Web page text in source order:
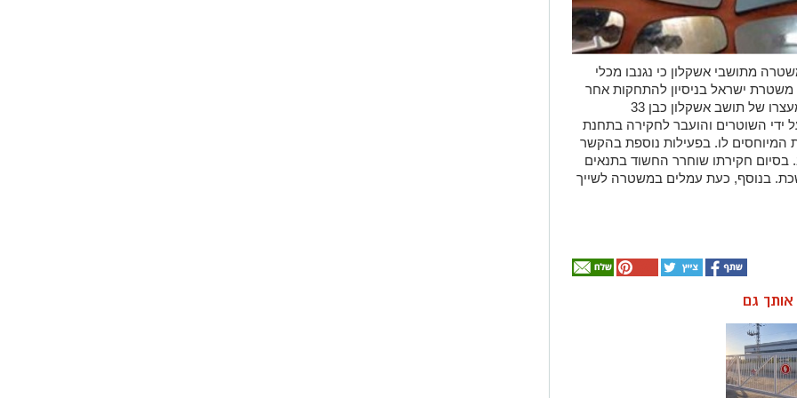
מתושבי אשקלון כי נגנבו מכלי
ישראל בניסיון להתחקות אחר
חשוד במעשה, הביאה אתמול בצהריים למעצרו של תושב אשקלון כבן 33
ידי השוטרים והועבר לחקירה בתחנת
לו. בפעילות נוספת בהקשר
חקירתו שוחרר החשוד בתנאים
בנוסף, כעת עמלים במשטרה לשייך
אותך גם